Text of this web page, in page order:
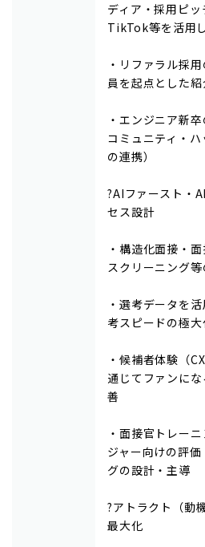
ディア・採用ピ
TikTok等を活用
・リファラル採
員を起点とした
・エンジニア新
コミュニティ・
の連携）
?AIファースト・
セス設計
・構造化面接・
スクリーニング
・選考データを
考スピードの極
・候補者体験（
通じてファンに
善
・面接官トレー
ジャー向けの評
グの設計・主導
?アトラクト（動
最大化